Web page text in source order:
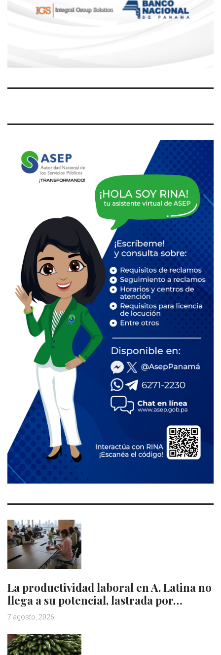
La productividad laboral en A. Latina no
llega a su potencial, lastrada por…
7 agosto, 2026